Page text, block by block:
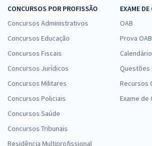
CONCURSOS POR PROFISSÃO
Concursos Administrativos
Concursos Educação
Concursos Fiscais
Concursos Jurídicos
Concursos Militares
Concursos Policiais
Concursos Saúde
Concursos Tribunais
Residência Multiprofissional
EXAME DE
OAB
Prova OAB
Questões
Recursos
Exame de